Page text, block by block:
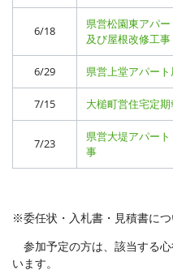
6/18
県営松園東アパ
及び屋根改修工事
6/29 県営上堂アパー
7/15 大槌町営住宅定
7/23
県営大堤アパー
事
※委任状・入札書・見積書につ
参加予定の方は、該当する
います。